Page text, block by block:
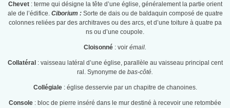
Chevet : terme qui désigne la tête d’une église, généralement la partie orient
ale de l’édifice. Ciborium : Sorte de dais ou de baldaquin composé de quatre
colonnes reliées par des architraves ou des arcs, et d’une toiture à quatre pa
ns ou d’une coupole.
Cloisonné : voir émail.
Collatéral : vaisseau latéral d’une église, parallèle au vaisseau principal cent
ral. Synonyme de bas-côté.
Collégiale : église desservie par un chapitre de chanoines.
Console : bloc de pierre inséré dans le mur destiné à recevoir une retombée